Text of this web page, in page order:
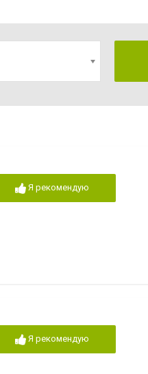
Я рекомендую
Я рекомендую